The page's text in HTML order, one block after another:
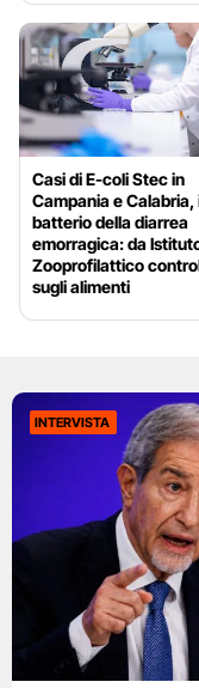
Casi di E-coli Stec in
Campania e Calabria,
batterio della diarrea
emorragica: da
Zooprofilattico
sugli alimenti
INTERVISTA